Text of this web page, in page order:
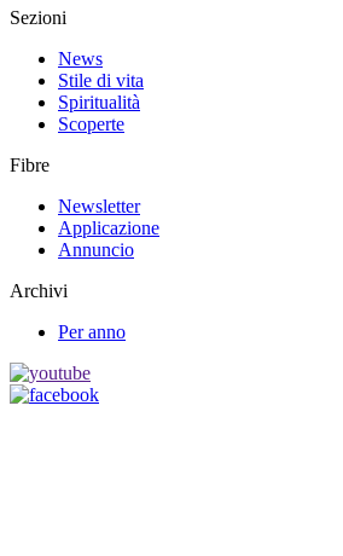
Sezioni
News
Stile di vita
Spiritualità
Scoperte
Fibre
Newsletter
Applicazione
Annuncio
Archivi
Per anno